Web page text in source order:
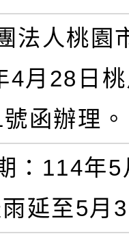
法人桃園
4月28日
函辦理。
：114年
延至5月